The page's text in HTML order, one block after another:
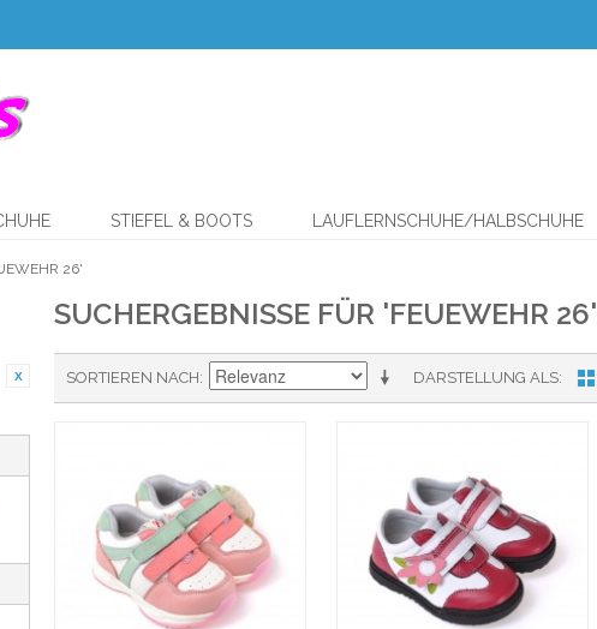
STIEFEL & BOOTS LAUFLERNSCHUHE/HALBSCHUHE
26'
SUCHERGEBNISSE FÜR 'FEUEWEHR 26'
DARSTELLUNG ALS
SORTIEREN NACH